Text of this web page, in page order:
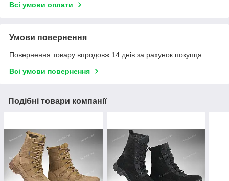
Всі умови оплати
Умови повернення
Повернення товару впродовж 14 днів за рахунок покупця
Всі умови повернення
Подібні товари компанії